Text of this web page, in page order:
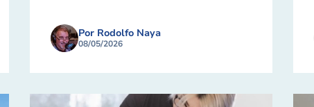
Por Rodolfo Naya
08/05/2026